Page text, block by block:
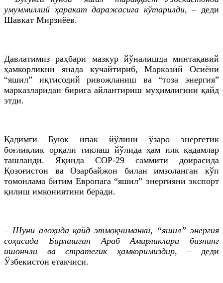
умуммиллий ҳаракат даражасига кўтарилди, – деди
Шавкат Мирзиёев.
Давлатимиз раҳбари мазкур йўналишда минтақавий
ҳамкорликни янада кучайтириб, Марказий Осиёни
“яшил” иқтисодий ривожланиш ва “тоза энергия”
марказларидан бирига айлантириш муҳимлигини қайд
этди.
Қадимги Буюк ипак йўлини ўзаро энергетик
боғлиқлик орқали тиклаш йўлида ҳам илк қадамлар
ташланди. Яқинда COP-29 саммити доирасида
Қозоғистон ва Озарбайжон билан имзоланган кўп
томонлама битим Европага “яшил” энергияни экспорт
қилиш имкониятини беради.
– Шуни алоҳида қайд этмоқчиманки, “яшил” энергия
соҳасида Бирлашган Араб Амирликлари бизнинг
ишончли ва стратегик ҳамкоримиздир, – деди
Ўзбекистон етакчиси.